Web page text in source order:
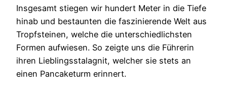
Insgesamt stiegen wir hundert Meter in die Tiefe
hinab und bestaunten die faszinierende Welt aus
Tropfsteinen, welche die unterschiedlichsten
Formen aufwiesen. So zeigte uns die Führerin
ihren Lieblingsstalagnit, welcher sie stets an
einen Pancaketurm erinnert.